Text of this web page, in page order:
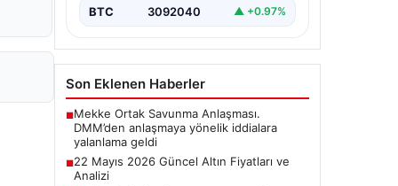
BTC 3092040 ▲ +0.97%
Son Eklenen Haberler
■Mekke Ortak Savunma Anlaşması.
DMM’den anlaşmaya yönelik iddialara
yalanlama geldi
■22 Mayıs 2026 Güncel Altın Fiyatları ve
Analizi